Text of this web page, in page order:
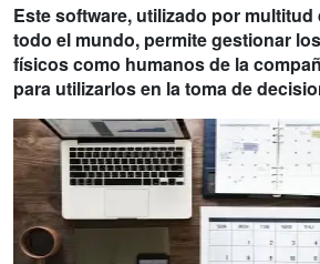
Este software, utilizado por multitud
todo el mundo, permite gestionar
físicos como humanos de la
para utilizarlos en la toma de